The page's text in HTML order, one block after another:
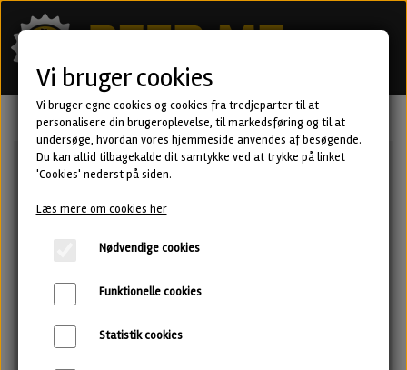
Vi bruger cookies
Vi bruger egne cookies og cookies fra tredjeparter til at
personalisere din brugeroplevelse, til markedsføring og til at
undersøge, hvordan vores hjemmeside anvendes af besøgende.
Du kan altid tilbagekalde dit samtykke ved at trykke på linket
'Cookies' nederst på siden.
Læs mere om cookies her
Nødvendige cookies
Funktionelle cookies
Statistik cookies